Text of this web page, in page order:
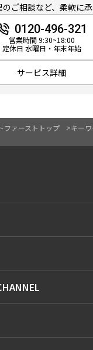
ファーストトップ
キー
設定する
ご相談など、柔軟に承
0120-496-321
営業時間 9:30~18:00
定休日 水曜日・年末年始
サービス詳細